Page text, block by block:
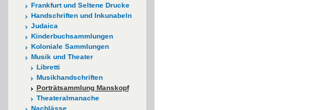
Frankfurt und Seltene Drucke
Handschriften und Inkunabeln
Judaica
Kinderbuchsammlungen
Koloniale Sammlungen
Musik und Theater
Libretti
Musikhandschriften
Porträtsammlung Manskopf
Theateralmanache
Nachlässe